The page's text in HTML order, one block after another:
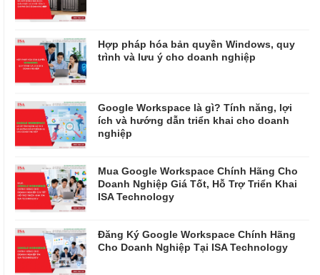
Hợp pháp hóa bản quyền Windows, quy
trình và lưu ý cho doanh nghiệp
Google Workspace là gì? Tính năng, lợi
ích và hướng dẫn triển khai cho doanh
nghiệp
Mua Google Workspace Chính Hãng Cho
Doanh Nghiệp Giá Tốt, Hỗ Trợ Triển Khai
ISA Technology
Đăng Ký Google Workspace Chính Hãng
Cho Doanh Nghiệp Tại ISA Technology